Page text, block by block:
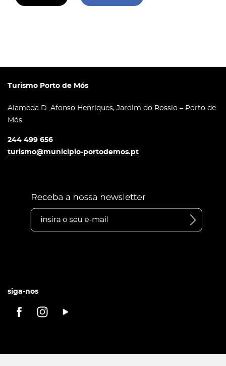
Turismo Porto de Mós
Alameda D. Afonso Henriques, Jardim do Rossio – Porto de
Mós
244 499 656
turismo@municipio-portodemos.pt
siga-nos